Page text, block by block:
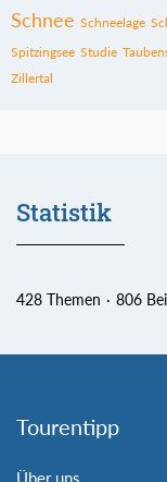
Schnee Schneelage
Spitzingsee Studie
Zillertal
Statistik
428 Themen 806
Tourentipp
Über uns